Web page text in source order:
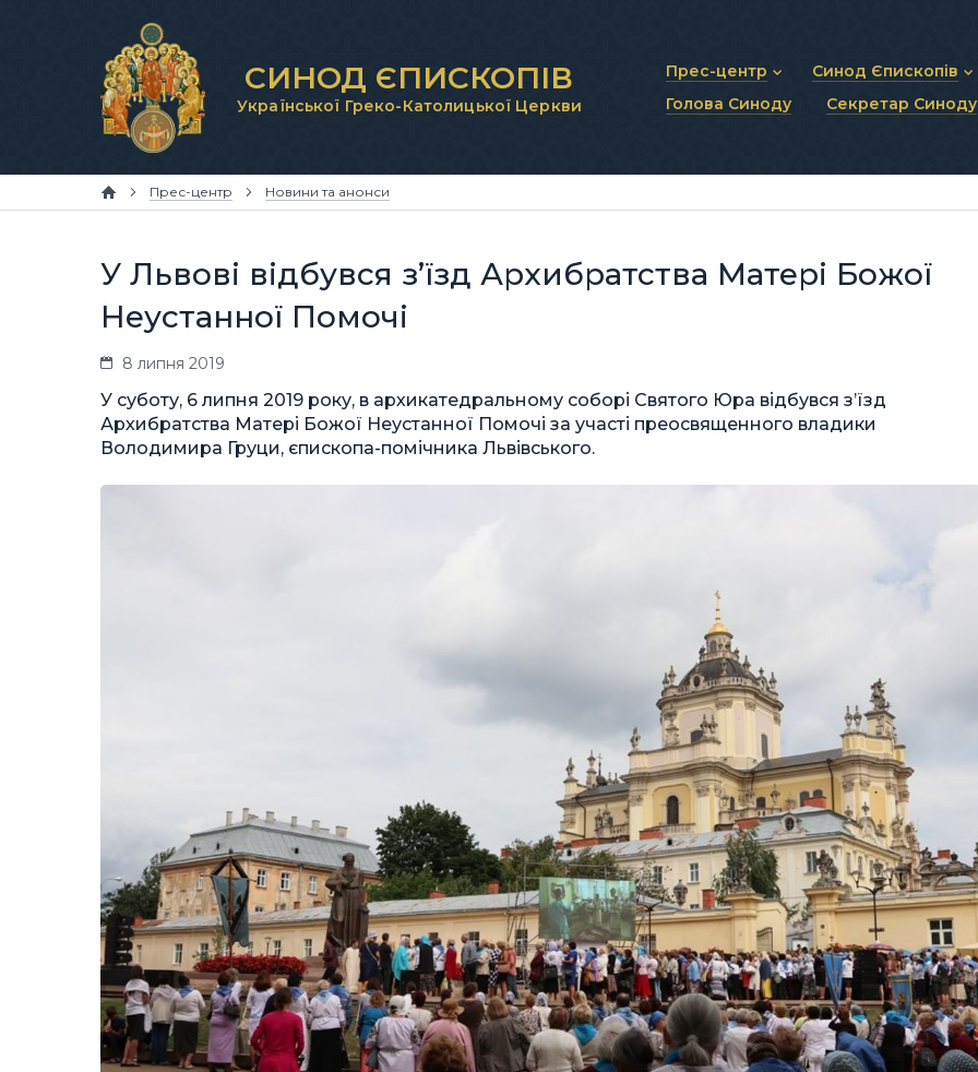
СИНОД ЄПИСКОПІВ
Української Греко-Католицької Церкви
Прес-центр
Новини та анонси
Синод Єпископів
Статут Синоду
Синодальні органи
Голова Синоду Секретар Синоду
Прес-центр Новини та анонси
У Львові відбувся з’їзд Архибратства Матері Божої
Неустанної Помочі
8 липня 2019
У суботу, 6 липня 2019 року, в архикатедральному соборі Святого Юра відбувся з’їзд
Архибратства Матері Божої Неустанної Помочі за участі преосвященного владики
Володимира Груци, єпископа-помічника Львівського.